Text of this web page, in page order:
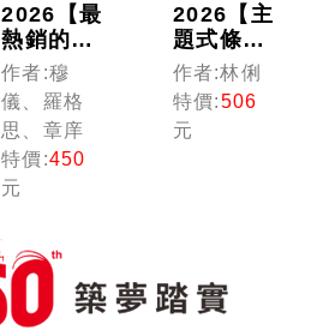
2026【最
熱銷的必
考題庫】
法學緒論
頻出題庫
〔十一
版〕（高
普考／地
各類特
考）
作者:穆
儀、羅格
思、章庠
特價:450
元
2026【主
題式條目
分類】超
好用大法
官釋字
+憲法訴
／地方特
考／各類
作者:林俐
特價:506
元